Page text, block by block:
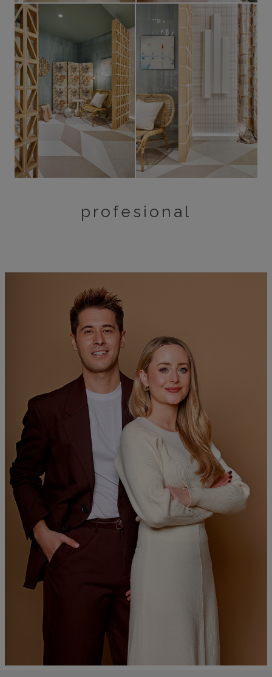
profesional